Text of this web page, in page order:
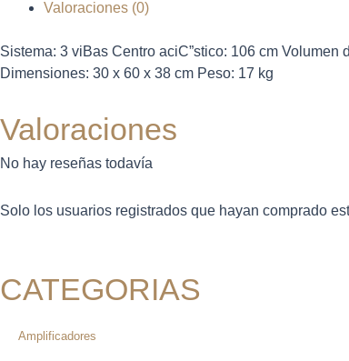
Valoraciones (0)
Sistema: 3 viВ­as Centro aciС”stico: 106 cm
Dimensiones: 30 x 60 x 38 cm Peso: 17 kg
Valoraciones
No hay reseñas todavía
Solo los usuarios registrados que hayan comprado
CATEGORIAS
Amplificadores